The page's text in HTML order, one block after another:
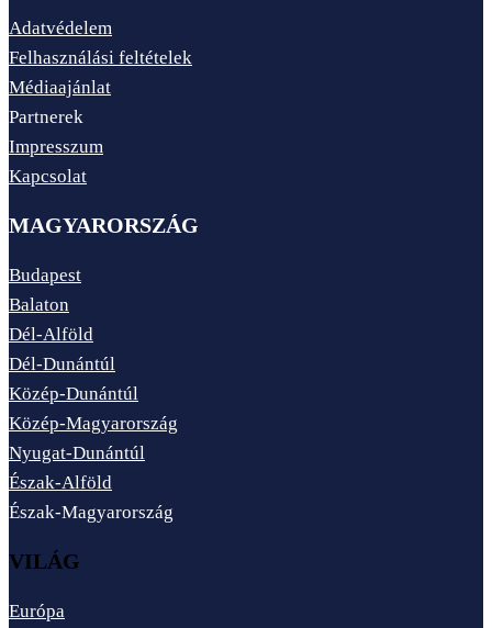
Adatvédelem
Felhasználási feltételek
Médiaajánlat
Partnerek
Impresszum
Kapcsolat
MAGYARORSZÁG
Budapest
Balaton
Dél-Alföld
Dél-Dunántúl
Közép-Dunántúl
Közép-Magyarország
Nyugat-Dunántúl
Észak-Alföld
Észak-Magyarország
VILÁG
Európa